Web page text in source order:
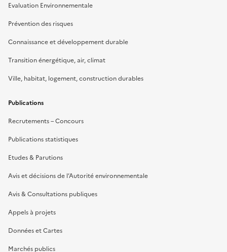
Evaluation Environnementale
Prévention des risques
Connaissance et développement durable
Transition énergétique, air, climat
Ville, habitat, logement, construction durables
Publications
Recrutements – Concours
Publications statistiques
Etudes & Parutions
Avis et décisions de l’Autorité environnementale
Avis & Consultations publiques
Appels à projets
Données et Cartes
Marchés publics